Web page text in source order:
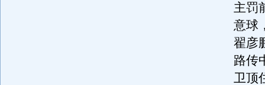
主罚
意球
翟彦
路传
卫顶